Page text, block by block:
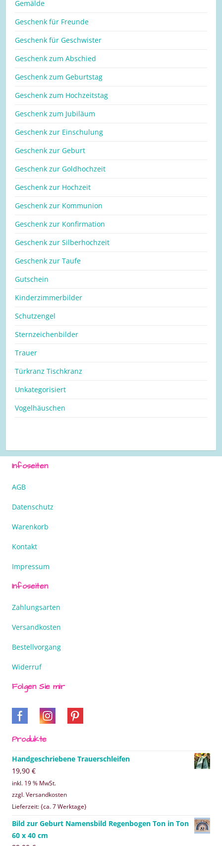
Gemälde
Geschenk für Freunde
Geschenk für Geschwister
Geschenk zum Abschied
Geschenk zum Geburtstag
Geschenk zum Hochzeitstag
Geschenk zum Jubiläum
Geschenk zur Einschulung
Geschenk zur Geburt
Geschenk zur Goldhochzeit
Geschenk zur Hochzeit
Geschenk zur Kommunion
Geschenk zur Konfirmation
Geschenk zur Silberhochzeit
Geschenk zur Taufe
Gutschein
Kinderzimmerbilder
Schutzengel
Sternzeichenbilder
Trauer
Türkranz Tischkranz
Unkategorisiert
Vogelhäuschen
Infoseiten
AGB
Datenschutz
Warenkorb
Kontakt
Impressum
Infoseiten
Zahlungsarten
Versandkosten
Bestellvorgang
Widerruf
Folgen Sie mir
Produkte
Handgeschriebene Trauerschleifen
19,90 €
inkl. 19 % MwSt.
zzgl. Versandkosten
Lieferzeit: {ca. 7 Werktage}
Bild zur Geburt Namensbild Regenbogen Ton in Ton
60 x 40 cm